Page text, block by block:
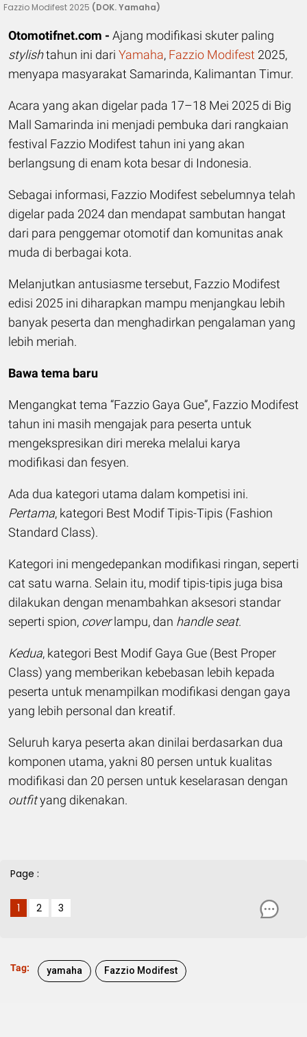
Fazzio Modifest 2025 (DOK. Yamaha)
Otomotifnet.com - Ajang modifikasi skuter paling
stylishtahun ini dari Yamaha, Fazzio Modifest 2025,
menyapa masyarakat Samarinda, Kalimantan Timur.
Acara yang akan digelar pada 17–18 Mei 2025 di Big
Mall Samarinda ini menjadi pembuka dari rangkaian
festival Fazzio Modifest tahun ini yang akan
berlangsung di enam kota besar di Indonesia.
Sebagai informasi, Fazzio Modifest sebelumnya telah
digelar pada 2024 dan mendapat sambutan hangat
dari para penggemar otomotif dan komunitas anak
muda di berbagai kota.
Melanjutkan antusiasme tersebut, Fazzio Modifest
edisi 2025 ini diharapkan mampu menjangkau lebih
banyak peserta dan menghadirkan pengalaman yang
lebih meriah.
Bawa tema baru
Mengangkat tema “Fazzio Gaya Gue”, Fazzio Modifest
tahun ini masih mengajak para peserta untuk
mengekspresikan diri mereka melalui karya
modifikasi dan fesyen.
Ada dua kategori utama dalam kompetisi ini.
Pertama, kategori Best Modif Tipis-Tipis (Fashion
Standard Class).
Kategori ini mengedepankan modifikasi ringan, seperti
cat satu warna. Selain itu, modif tipis-tipis juga bisa
dilakukan dengan menambahkan aksesori standar
seperti spion, coverlampu, dan handle seat.
Kedua, kategori Best Modif Gaya Gue (Best Proper
Class) yang memberikan kebebasan lebih kepada
peserta untuk menampilkan modifikasi dengan gaya
yang lebih personal dan kreatif.
Seluruh karya peserta akan dinilai berdasarkan dua
komponen utama, yakni 80 persen untuk kualitas
modifikasi dan 20 persen untuk keselarasan dengan
outfityang dikenakan.
Page :
1 2 3
Tag: yamaha Fazzio Modifest